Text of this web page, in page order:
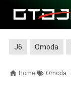
J6 Omoda
Home Omoda